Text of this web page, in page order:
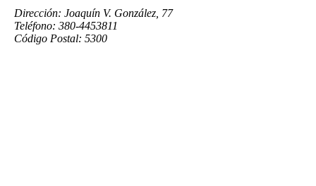
Dirección: Joaquín V. González, 77
Teléfono: 380-4453811
Código Postal: 5300